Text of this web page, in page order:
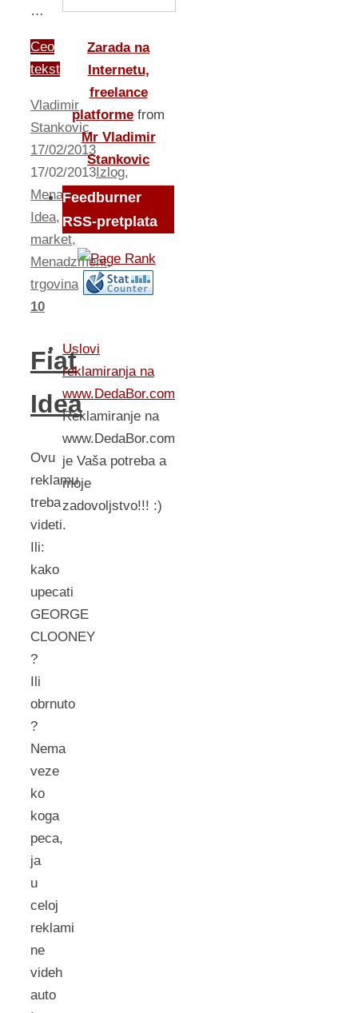
…
Ceo
tekst
Vladimir
Stankovic
17/02/2013
17/02/2013Izlog,
Menadzment
Idea,
market,
Menadzment,
trgovina
10
Fiat
Idea
Ovu
reklamu
treba
videti.
Ili:
kako
upecati
GEORGE
CLOONEY
?
Ili
obrnuto
?
Nema
veze
ko
koga
peca,
ja
u
celoj
reklami
ne
videh
auto
Zarada na
Internetu,
freelance
platforme from
Mr Vladimir
Stankovic
Feedburner
RSS-pretplata
Uslovi
reklamiranja na
www.DedaBor.com
Reklamiranje na
www.DedaBor.com
je Vaša potreba a
moje
zadovoljstvo!!! :)